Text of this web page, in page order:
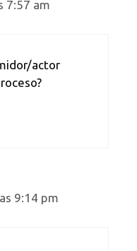
7:57 am
actor
9:14 pm